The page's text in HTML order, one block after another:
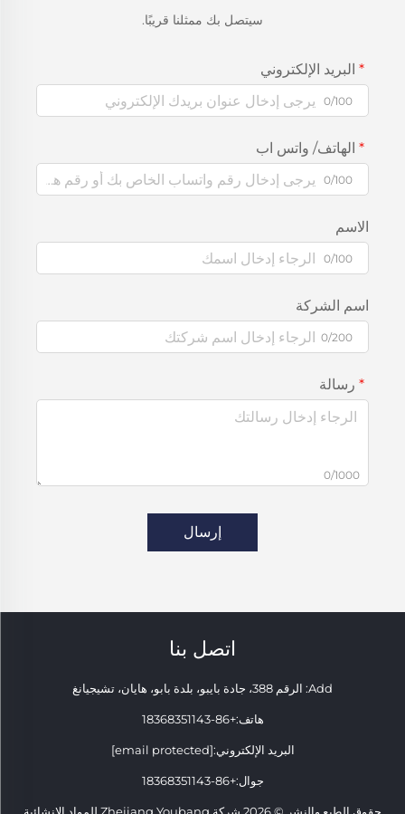
سيتصل بك ممثلنا قريبًا.
البريد الإلكتروني
0/100
الهاتف/ واتس اب
0/100
الاسم
0/100
اسم الشركة
0/200
رسالة
0/1000
إرسال
اتصل بنا
Add: الرقم 388، جادة بايبو، بلدة بابو، هايان، تشيجيانغ
هاتف:+86-18368351143
البريد الإلكتروني:[email protected]
جوال:+86-18368351143